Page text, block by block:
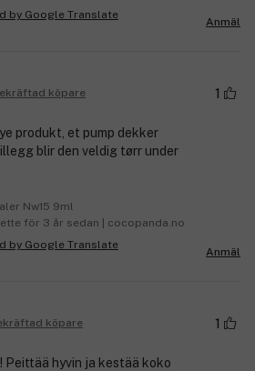
Anmäl
köpare 1
produkt, et pump dekker
blir den veldig tørr under
Nw15 9ml
för 3 år sedan | cocopanda.no
Anmäl
köpare 1
Peittää hyvin ja kestää koko